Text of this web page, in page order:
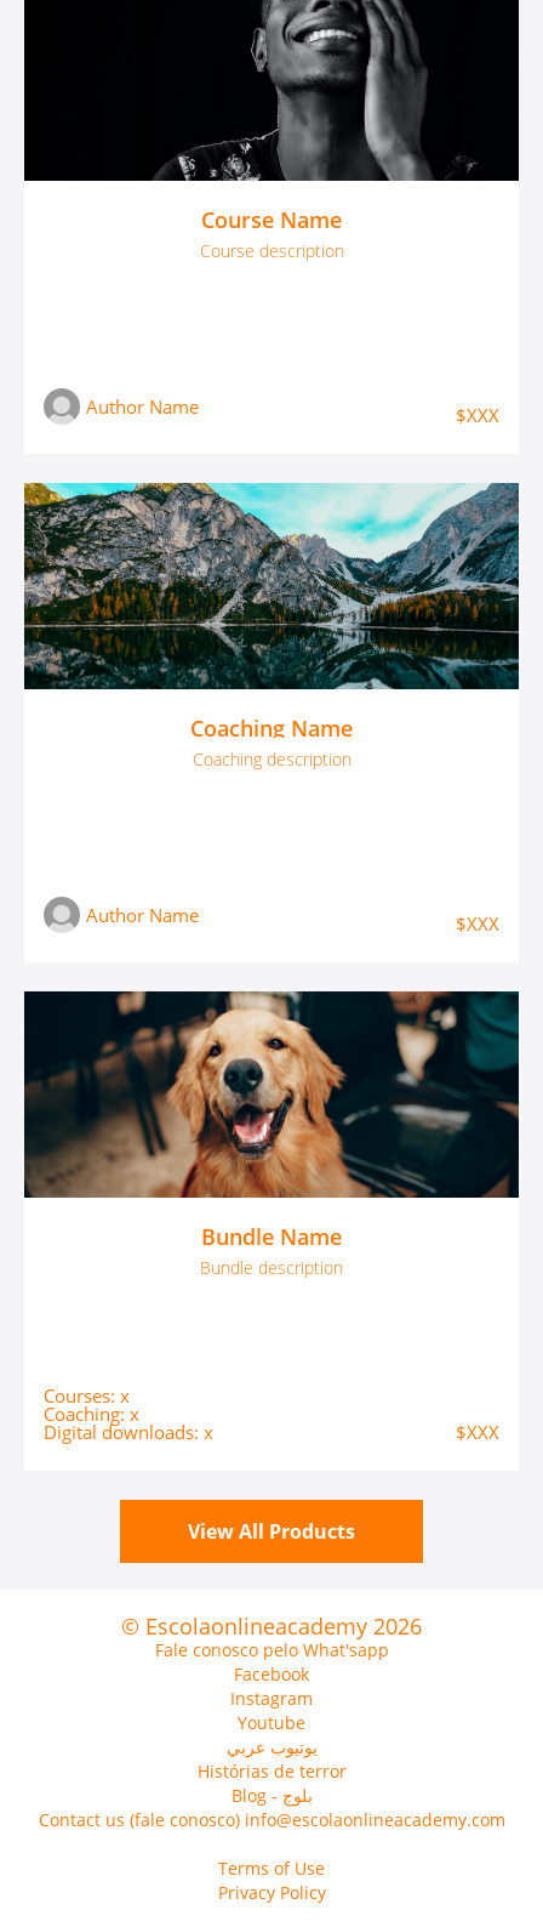
Course Name
Course description
Author Name $XXX
Coaching Name
Coaching description
Author Name $XXX
Bundle Name
Bundle description
Courses: x
Coaching: x
Digital downloads: x $XXX
View All Products
© Escolaonlineacademy 2026
Fale conosco pelo What'sapp
Facebook
Instagram
Youtube
يوتيوب عربي
Histórias de terror
Blog - بلوج
Contact us (fale conosco) info@escolaonlineacademy.com
Terms of Use
Privacy Policy